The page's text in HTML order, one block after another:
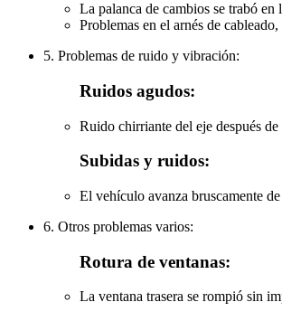
La palanca de cambios se trabó
Problemas en el arnés de
5. Problemas de ruido y vibración:
Ruidos agudos:
Ruido chirriante del eje después
Subidas y ruidos:
El vehículo avanza bruscamente
6. Otros problemas varios:
Rotura de ventanas:
La ventana trasera se rompió sin